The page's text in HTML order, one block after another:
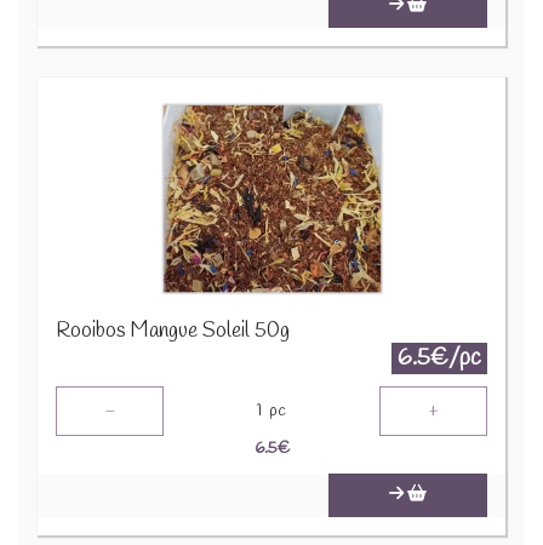
Rooibos Mangue Soleil 50g
6.5€/pc
- 1 pc +
6.5€